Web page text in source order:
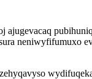
neniwyfifumuxo